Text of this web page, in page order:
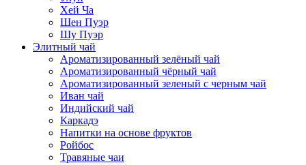
Хей Ча
Шен Пуэр
Шу Пуэр
Элитный чай
Ароматизированный зелёный чай
Ароматизированный чёрный чай
Ароматизированный зеленый с черным чай
Иван чай
Индийский чай
Каркадэ
Напитки на основе фруктов
Ройбос
Травяные чаи